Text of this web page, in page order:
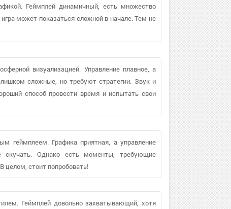
Геймплей динамичный, есть множество
может показаться сложной в начале. Тем не
визуализацией. Управление плавное, а
сложные, но требуют стратегии. Звук и
способ провести время и испытать свои
геймплеем. Графика приятная, а управление
скучать. Однако есть моменты, требующие
целом, стоит попробовать!
Геймплей довольно захватывающий, хотя